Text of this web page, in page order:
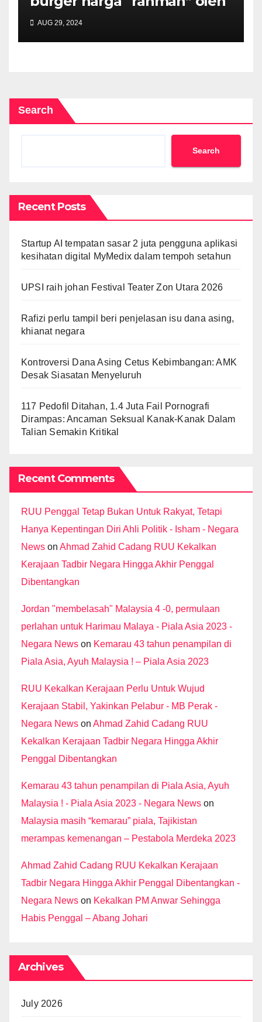
AUG 29, 2024
Search
Search
Recent Posts
Startup AI tempatan sasar 2 juta pengguna aplikasi
kesihatan digital MyMedix dalam tempoh setahun
UPSI raih johan Festival Teater Zon Utara 2026
Rafizi perlu tampil beri penjelasan isu dana asing,
khianat negara
Kontroversi Dana Asing Cetus Kebimbangan: AMK
Desak Siasatan Menyeluruh
117 Pedofil Ditahan, 1.4 Juta Fail Pornografi
Dirampas: Ancaman Seksual Kanak-Kanak Dalam
Talian Semakin Kritikal
Recent Comments
RUU Penggal Tetap Bukan Untuk Rakyat, Tetapi
Hanya Kepentingan Diri Ahli Politik - Isham - Negara
News on Ahmad Zahid Cadang RUU Kekalkan
Kerajaan Tadbir Negara Hingga Akhir Penggal
Dibentangkan
Jordan "membelasah" Malaysia 4 -0, permulaan
perlahan untuk Harimau Malaya - Piala Asia 2023 -
Negara News on Kemarau 43 tahun penampilan di
Piala Asia, Ayuh Malaysia ! – Piala Asia 2023
RUU Kekalkan Kerajaan Perlu Untuk Wujud
Kerajaan Stabil, Yakinkan Pelabur - MB Perak -
Negara News on Ahmad Zahid Cadang RUU
Kekalkan Kerajaan Tadbir Negara Hingga Akhir
Penggal Dibentangkan
Kemarau 43 tahun penampilan di Piala Asia, Ayuh
Malaysia ! - Piala Asia 2023 - Negara News on
Malaysia masih “kemarau” piala, Tajikistan
merampas kemenangan – Pestabola Merdeka 2023
Ahmad Zahid Cadang RUU Kekalkan Kerajaan
Tadbir Negara Hingga Akhir Penggal Dibentangkan -
Negara News on Kekalkan PM Anwar Sehingga
Habis Penggal – Abang Johari
Archives
July 2026